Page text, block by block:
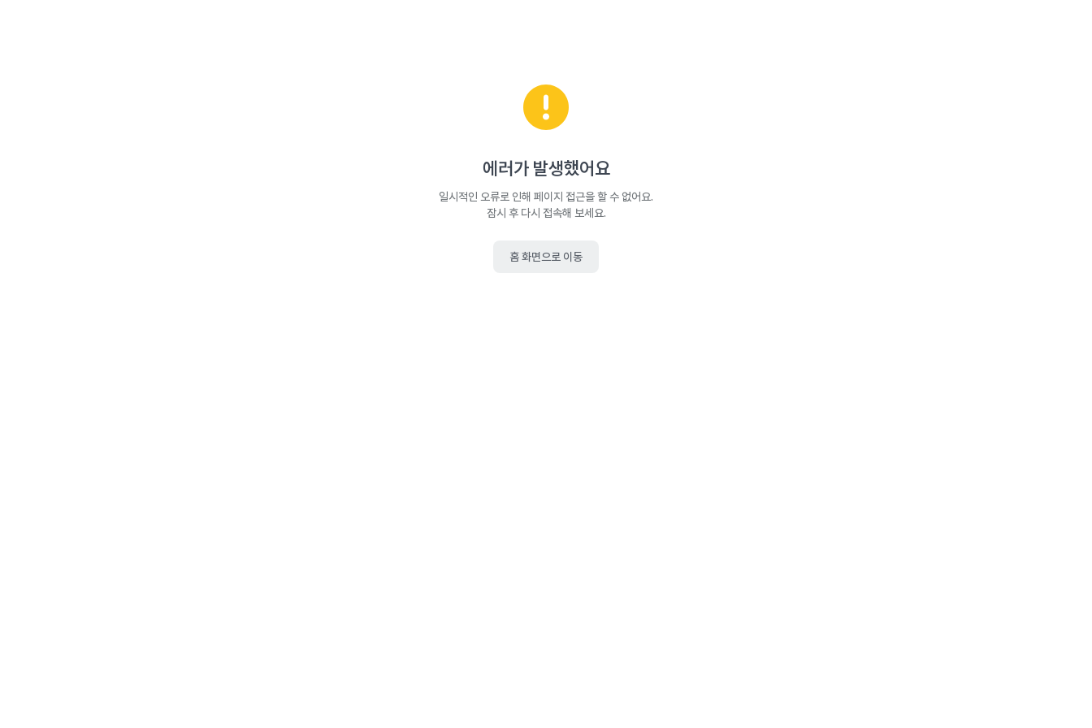
에러가 발생했어요
일시적인 오류로 인해 페이지 접근을 할 수 없어요.
잠시 후 다시 접속해 보세요.
홈 화면으로 이동